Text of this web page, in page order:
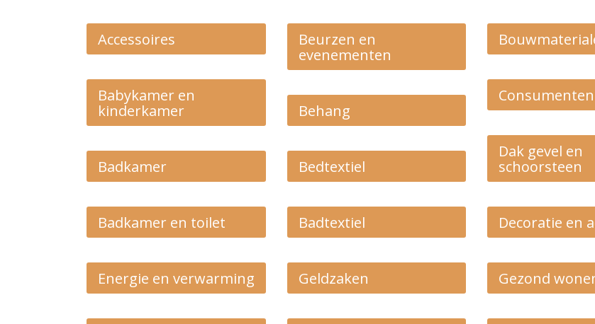
Accessoires
Babykamer en
kinderkamer
Badkamer
Badkamer en toilet
Energie en verwarming
Beurzen en
evenementen
Behang
Bedtextiel
Badtextiel
Geldzaken
Dak gevel en
schoorsteen
Decoratie en
Gezond